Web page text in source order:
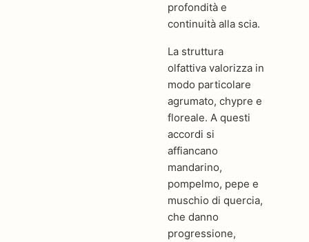
profondità e
continuità alla scia.
La struttura
olfattiva valorizza in
modo particolare
agrumato, chypre e
floreale. A questi
accordi si
affiancano
mandarino,
pompelmo, pepe e
muschio di quercia,
che danno
progressione,